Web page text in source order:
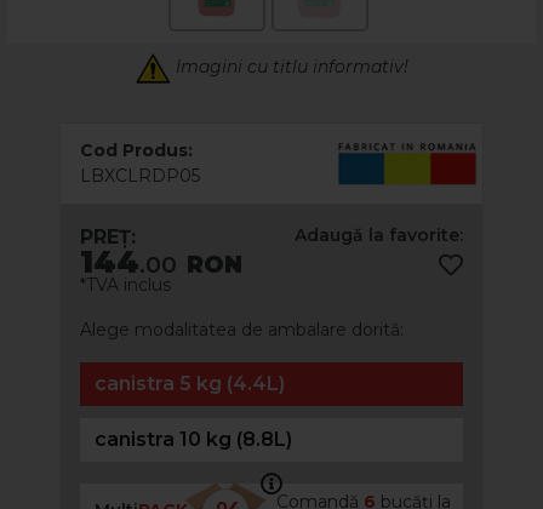
Imagini cu titlu informativ!
Cod Produs:
LBXCLRDP05
Adaugă la favorite:
PREȚ:
144.00 RON
*TVA inclus
Alege modalitatea de ambalare dorită:
canistra 5 kg (4.4L)
canistra 10 kg (8.8L)
Comandă 6 bucăți la